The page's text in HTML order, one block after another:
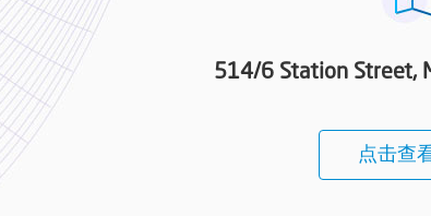
514/6 Station Street,
点击查